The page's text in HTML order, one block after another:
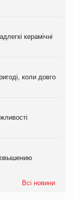
керамічні
коли довго
Всі новини